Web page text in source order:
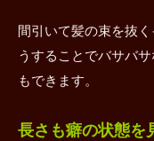
間引いて髪の束を抜
うすることでバサバ
もできます。
長さも癖の状態を